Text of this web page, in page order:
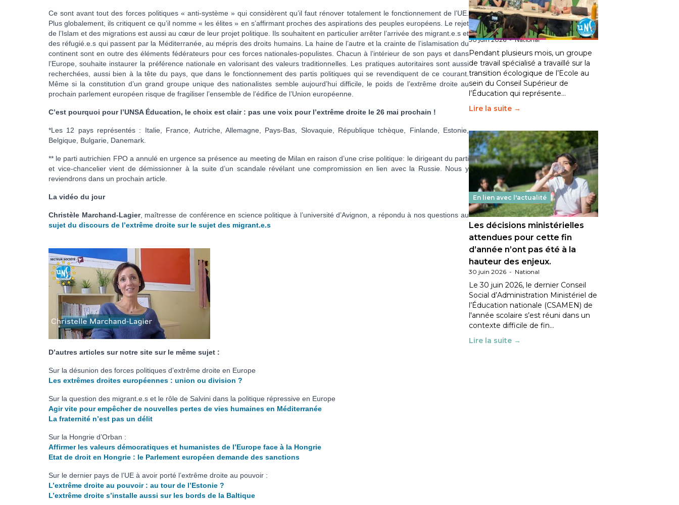
Ce sont avant tout des forces politiques « anti-système » qui considèrent qu’il faut rénover totalement le fonctionnement de l’UE.
Plus globalement, ils critiquent ce qu’il nomme « les élites » en s’affirmant proches des aspirations des peuples européens. Le rejet
de l’Islam et des migrations est aussi au cœur de leur projet politique. Ils souhaitent en particulier arrêter l’arrivée des migrant.e.s et
des réfugié.e.s qui passent par la Méditerranée, au mépris des droits humains. La haine de l’autre et la crainte de l’islamisation du
continent sont en outre des éléments fédérateurs pour ces forces nationales-populistes. Chacun à l’intérieur de son pays et dans
l’Europe, souhaite instaurer la préférence nationale en valorisant des valeurs traditionnelles. Les pratiques autoritaires sont aussi
recherchées, aussi bien à la tête du pays, que dans le fonctionnement des partis politiques qui se revendiquent de ce courant.
Même si la constitution d’un grand groupe unique des nationalistes semble aujourd’hui difficile, le poids de l’extrême droite au
prochain parlement européen risque de fragiliser l’ensemble de l’édifice de l’Union européenne.
C’est pourquoi pour l’UNSA Éducation, le choix est clair : pas une voix pour l’extrême droite le 26 mai prochain !
*Les 12 pays représentés : Italie, France, Autriche, Allemagne, Pays-Bas, Slovaquie, République tchèque, Finlande, Estonie,
Belgique, Bulgarie, Danemark.
** le parti autrichien FPO a annulé en urgence sa présence au meeting de Milan en raison d’une crise politique: le dirigeant du parti
et vice-chancelier vient de démissionner à la suite d’un scandale révélant une compromission en lien avec la Russie. Nous y
reviendrons dans un prochain article.
La vidéo du jour
Christèle Marchand-Lagier, maîtresse de conférence en science politique à l’université d’Avignon, a répondu à nos questions au
sujet du discours de l’extrême droite sur le sujet des migrant.e.s
D’autres articles sur notre site sur le même sujet :
Sur la désunion des forces politiques d’extrême droite en Europe
Les extrêmes droites européennes : union ou division ?
Sur la question des migrant.e.s et le rôle de Salvini dans la politique répressive en Europe
Agir vite pour empêcher de nouvelles pertes de vies humaines en Méditerranée
La fraternité n’est pas un délit
Sur la Hongrie d’Orban :
Affirmer les valeurs démocratiques et humanistes de l’Europe face à la Hongrie
Etat de droit en Hongrie : le Parlement européen demande des sanctions
Sur le dernier pays de l’UE à avoir porté l’extrême droite au pouvoir :
L’extrême droite au pouvoir : au tour de l’Estonie ?
L’extrême droite s’installe aussi sur les bords de la Baltique
Transition écologique de
l’éducation : l’UNSA Éducation
fait bouger les lignes
30 juin 2026-National
Pendant plusieurs mois, un groupe
de travail spécialisé a travaillé sur la
transition écologique de l’Ecole au
sein du Conseil Supérieur de
l’Éducation qui représente…
Lire la suite →
En lien avec l'actualité
Les décisions ministérielles
attendues pour cette fin
d’année n’ont pas été à la
hauteur des enjeux.
30 juin 2026 - National
Le 30 juin 2026, le dernier Conseil
Social d’Administration Ministériel de
l’Éducation nationale (CSAMEN) de
l'année scolaire s’est réuni dans un
contexte difficile de fin…
Lire la suite →